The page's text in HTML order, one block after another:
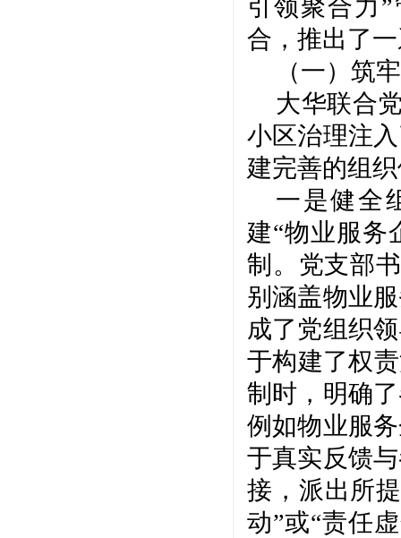
引领聚合力
合，推出了
（一）筑
大华联合
小区治理注
建完善的组
一是健全
建“物业服务
制。党支部
别涵盖物业
成了党组织
于构建了权
制时，明确
例如物业服
于真实反馈
接，派出所
动”或“责任